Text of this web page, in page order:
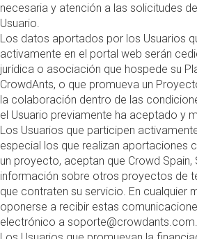
necesaria y atención a las solicitudes
Usuario.
Los datos aportados por los Usuarios
activamente en el portal web serán
jurídica o asociación que hospede su
CrowdAnts, o que promueva un
la colaboración dentro de las
el Usuario previamente ha aceptado y
Los Usuarios que participen
especial los que realizan aportaciones
un proyecto, aceptan que Crowd Spain,
información sobre otros proyectos de
que contraten su servicio. En cualquier
oponerse a recibir estas
electrónico a soporte@crowdants.com.